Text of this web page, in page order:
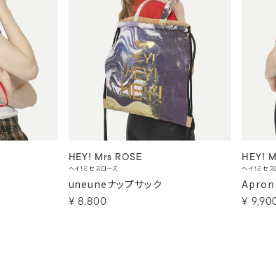
HEY! Mrs ROSE
ヘイ！ミセスローズ
uneuneナップサック
¥ 8,800
HEY!
ヘイ！ミセ
Apron
¥